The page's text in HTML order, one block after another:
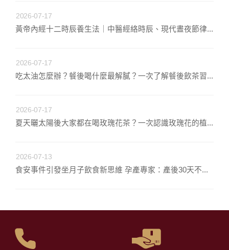
2026-07-17
黃帝內經十二時辰養生法｜中醫經絡時辰、現代晝夜節律...
2026-07-17
吃太油怎麼辦？餐後喝什麼最解膩？一次了解餐後飲茶習...
2026-07-17
夏天曬太陽後大家都在喝玫瑰花茶？一次認識玫瑰花的植...
2026-07-13
食安事件引發坐月子飲食新思維 孕產專家：產後30天不...